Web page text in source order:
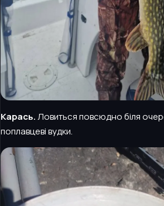
Карась.Ловиться повсюдно біля
поплавцеві вудки.